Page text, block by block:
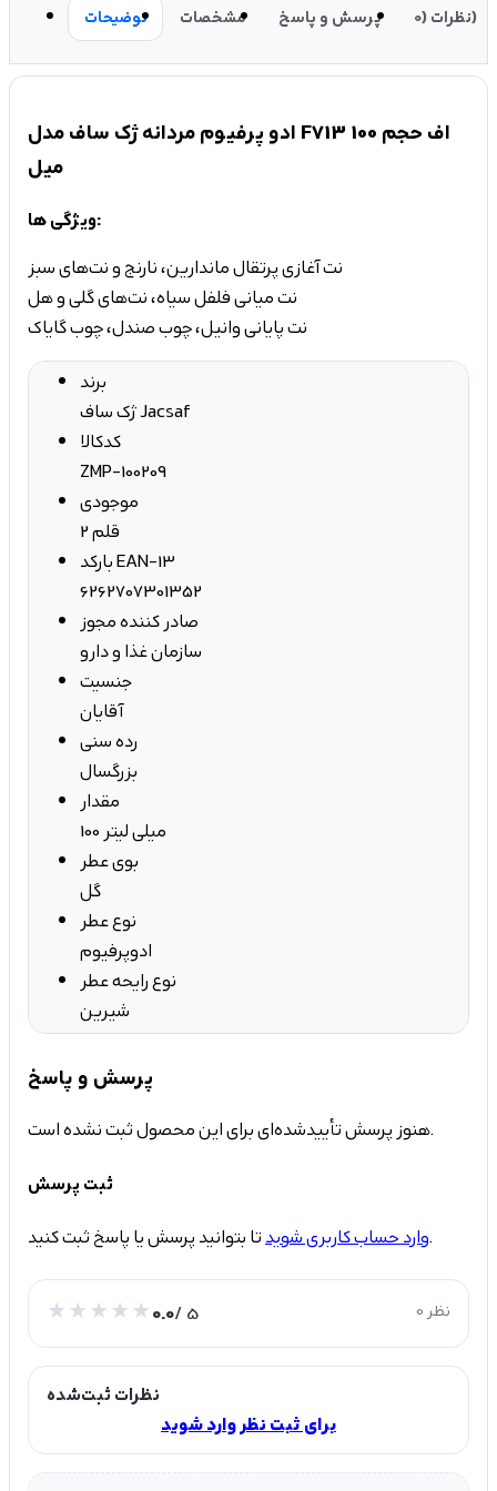
توضیحات مشخصات پرسش و پاسخ نظرات (0)
ادو پرفیوم مردانه ژک ساف مدل F713 اف حجم 100
میل
ویژگی ها:
نت آغازی پرتقال ماندارین، نارنج و نت‌های سبز
نت میانی فلفل سیاه، نت‌های گلی و هل
نت پایانی وانیل، چوب صندل، چوب گایاک
برند
ژک ساف Jacsaf
کدکالا
ZMP-100209
موجودی
2 قلم
بارکد EAN-13
6262707301352
صادر کننده مجوز
سازمان غذا و دارو
جنسیت
آقایان
رده سنی
بزرگسال
مقدار
100 میلی لیتر
بوی عطر
گل
نوع عطر
ادوپرفیوم
نوع رایحه عطر
شیرین
پرسش و پاسخ
هنوز پرسش تأییدشده‌ای برای این محصول ثبت نشده است.
ثبت پرسش
وارد حساب کاربری شویدتا بتوانید پرسش یا پاسخ ثبت کنید.
0.0/ 5 0 نظر
نظرات ثبت‌شده
برای ثبت نظر وارد شوید